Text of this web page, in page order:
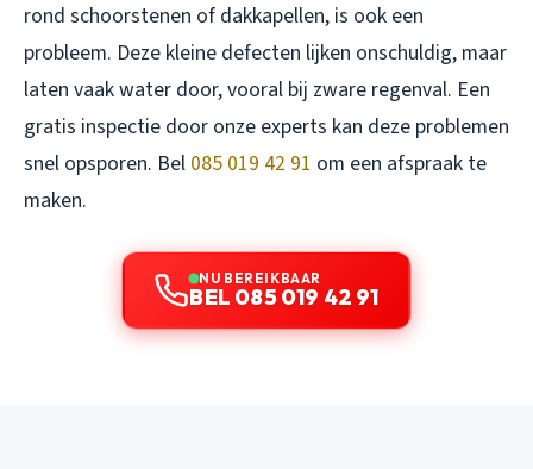
rond schoorstenen of dakkapellen, is ook een
probleem. Deze kleine defecten lijken onschuldig, maar
laten vaak water door, vooral bij zware regenval. Een
gratis inspectie door onze experts kan deze problemen
snel opsporen. Bel 085 019 42 91 om een afspraak te
maken.
NU BEREIKBAAR
BEL 085 019 42 91